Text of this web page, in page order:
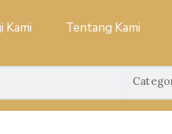
Kami Tentang Kami